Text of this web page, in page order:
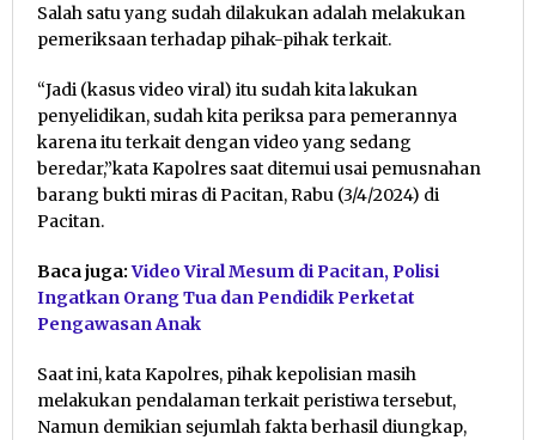
Salah satu yang sudah dilakukan adalah melakukan
pemeriksaan terhadap pihak-pihak terkait.
“Jadi (kasus video viral) itu sudah kita lakukan
penyelidikan, sudah kita periksa para pemerannya
karena itu terkait dengan video yang sedang
beredar,”kata Kapolres saat ditemui usai pemusnahan
barang bukti miras di Pacitan, Rabu (3/4/2024) di
Pacitan.
Baca juga:Video Viral Mesum di Pacitan, Polisi
Ingatkan Orang Tua dan Pendidik Perketat
Pengawasan Anak
Saat ini, kata Kapolres, pihak kepolisian masih
melakukan pendalaman terkait peristiwa tersebut,
Namun demikian sejumlah fakta berhasil diungkap,